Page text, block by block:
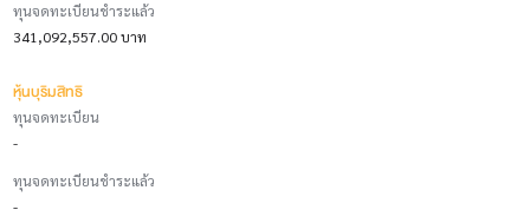
ทุนจดทะเบียนชำระแล้ว
341,092,557.00 บาท
หุ้นบุริมสิทธิ
ทุนจดทะเบียน
-
ทุนจดทะเบียนชำระแล้ว
-